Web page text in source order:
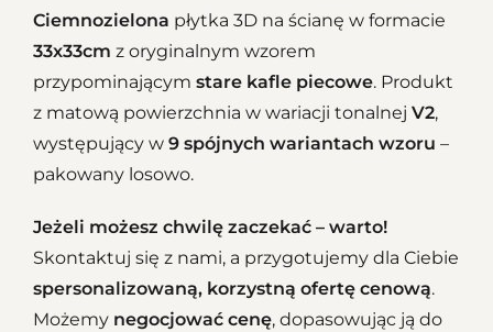
Ciemnozielona płytka 3D na ścianę w formacie
33x33cm z oryginalnym wzorem
przypominającym stare kafle piecowe. Produkt
z matową powierzchnia w wariacji tonalnej V2,
występujący w 9 spójnych wariantach wzoru –
pakowany losowo.
Jeżeli możesz chwilę zaczekać – warto!
Skontaktuj się z nami, a przygotujemy dla Ciebie
spersonalizowaną, korzystną ofertę cenową.
Możemy negocjować cenę, dopasowując ją do